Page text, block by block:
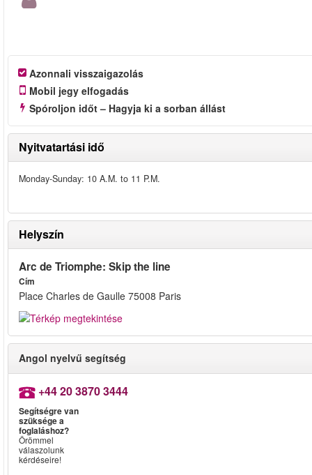
Azonnali visszaigazolás
Mobil jegy elfogadás
Spóroljon időt – Hagyja ki a sorban állást
Nyitvatartási idő
Monday-Sunday: 10 A.M. to 11 P.M.
Helyszín
Arc de Triomphe: Skip the line
Cím
Place Charles de Gaulle 75008 Paris
Angol nyelvű segítség
+44 20 3870 3444
Segítségre van
szüksége a
foglaláshoz?
Örömmel
válaszolunk
kérdéseire!